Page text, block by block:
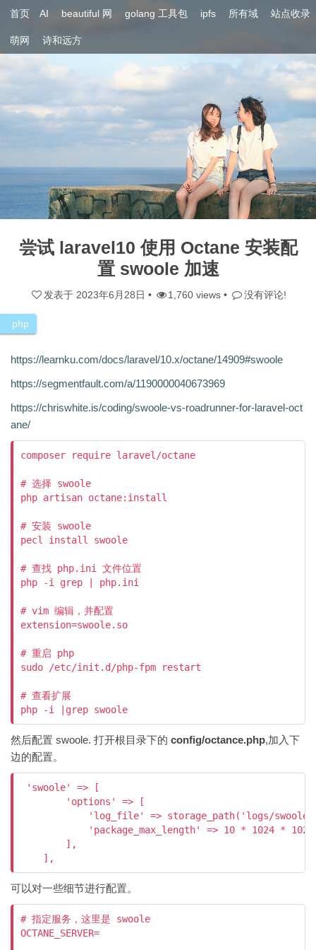
首页 AI beautiful 网 golang 工具包 ipfs 所有域 站点收录
萌网 诗和远方
尝试 laravel10 使用 Octane 安装配
置 swoole 加速
发表于 2023年6月28日 • 1,760 views • 没有评论!
php
https://learnku.com/docs/laravel/10.x/octane/14909#swoole
https://segmentfault.com/a/1190000040673969
https://chriswhite.is/coding/swoole-vs-roadrunner-for-laravel-oct
ane/
composer require laravel/octane
# 选择 swoole
php artisan octane:install
# 安装 swoole
pecl install swoole
# 查找 php.ini 文件位置
php -i grep | php.ini
# vim 编辑，并配置
extension=swoole.so
# 重启 php
sudo /etc/init.d/php-fpm restart
# 查看扩展
php -i |grep swoole
然后配置 swoole. 打开根目录下的 config/octance.php,加入下
边的配置。
'swoole' => [
        'options' => [
'log_file' => storage_path('logs/
'package_max_length' => 10 * 1024 *
        ],
    ],
可以对一些细节进行配置。
# 指定服务，这里是 swoole
OCTANE_SERVER=